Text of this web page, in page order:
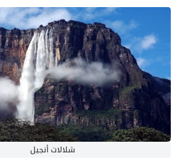
شلالات أنجيل